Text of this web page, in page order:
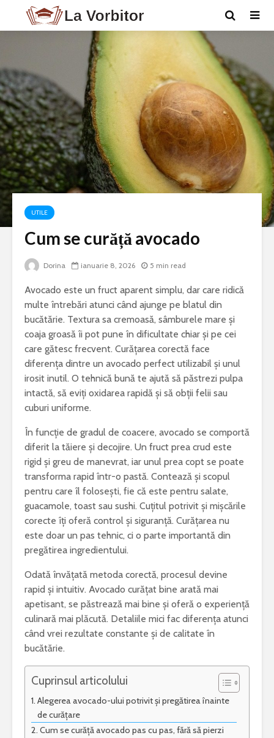
UTILE
Cum se curăță avocado
Dorina ianuarie 8, 2026 5 min read
Avocado este un fruct aparent simplu, dar care ridică
multe întrebări atunci când ajunge pe blatul din
bucătărie. Textura sa cremoasă, sâmburele mare și
coaja groasă îi pot pune în dificultate chiar și pe cei
care gătesc frecvent. Curățarea corectă face
diferența dintre un avocado perfect utilizabil și unul
irosit inutil. O tehnică bună te ajută să păstrezi pulpa
intactă, să eviți oxidarea rapidă și să obții felii sau
cuburi uniforme.
În funcție de gradul de coacere, avocado se comportă
diferit la tăiere și decojire. Un fruct prea crud este
rigid și greu de manevrat, iar unul prea copt se poate
transforma rapid într-o pastă. Contează și scopul
pentru care îl folosești, fie că este pentru salate,
guacamole, toast sau sushi. Cuțitul potrivit și mișcările
corecte îți oferă control și siguranță. Curățarea nu
este doar un pas tehnic, ci o parte importantă din
pregătirea ingredientului.
Odată învățată metoda corectă, procesul devine
rapid și intuitiv. Avocado curățat bine arată mai
apetisant, se păstrează mai bine și oferă o experiență
culinară mai plăcută. Detaliile mici fac diferența atunci
când vrei rezultate constante și de calitate în
bucătărie.
Cuprinsul articolului
Alegerea avocado-ului potrivit și pregătirea înainte
de curățare
Cum se curăță avocado pas cu pas, fără să pierzi
Bormașina potrivită
pentru lucrări de
bricolaj acasă
Ce poți vizita într-
un weekend în
județul Gorj
Ziua Mondială a
Bolilor Rare. De ce
care este mesajul
transmis la nivel
global
specii din
Cele mai
„Iona” de Marin
Sorescu – opera ce
teatrului
Esti pasionat de muzica? Invata un
instrument care ti se potriveste
Text argumentativ despre iubire
Ce este acneea
PSIHOLOGICA -MOARA
NOROC – Ioan Slavici